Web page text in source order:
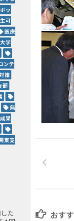
おす
ッ
可
医療
大学
ンテ
策
部
無
果
東支
た